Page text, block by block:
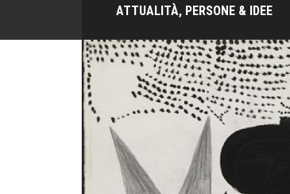
ATTUALITÀ, PERSONE & IDEE